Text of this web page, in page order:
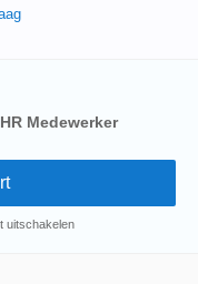
HR Medewerker
uitschakelen